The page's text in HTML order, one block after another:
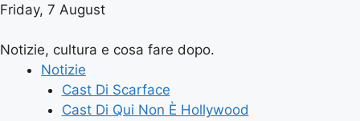
Friday, 7 August
Notizie, cultura e cosa fare dopo.
Notizie
Cast Di Scarface
Cast Di Qui Non È Hollywood